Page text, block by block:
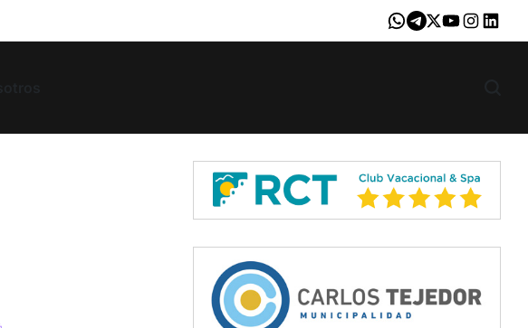
Whatsapp
Telegram
X YoutubeInstagram